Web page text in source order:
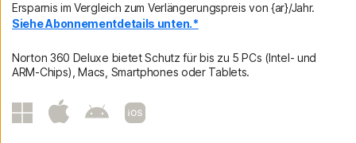
Ersparnis im Vergleich zum Verlängerungspreis von {ar}/Jahr.
Siehe Abonnementdetails unten.*
Norton 360 Deluxe bietet Schutz für bis zu 5 PCs (Intel- und
ARM-Chips), Macs, Smartphones oder Tablets.